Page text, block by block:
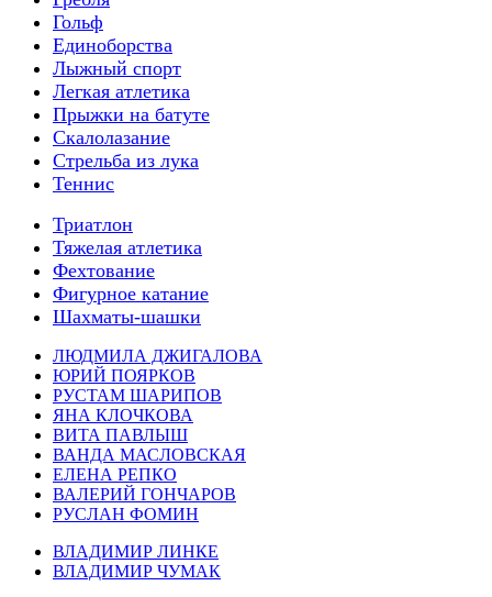
Гольф
Единоборства
Лыжный спорт
Легкая атлетика
Прыжки на батуте
Скалолазание
Стрельба из лука
Теннис
Триатлон
Тяжелая атлетика
Фехтование
Фигурное катание
Шахматы-шашки
ЛЮДМИЛА ДЖИГАЛОВА
ЮРИЙ ПОЯРКОВ
РУСТАМ ШАРИПОВ
ЯНА КЛОЧКОВА
ВИТА ПАВЛЫШ
ВАНДА МАСЛОВСКАЯ
ЕЛЕНА РЕПКО
ВАЛЕРИЙ ГОНЧАРОВ
РУСЛАН ФОМИН
ВЛАДИМИР ЛИНКЕ
ВЛАДИМИР ЧУМАК